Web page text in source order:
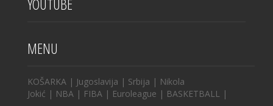
MENU
KOŠARKA | Jugoslavija | Srbija | Nikola
Jokić | NBA | FIBA | Euroleague | BASKETBALL |